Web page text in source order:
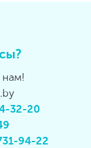
32-20
94-22